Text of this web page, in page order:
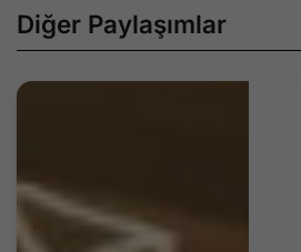
Diğer Paylaşımlar